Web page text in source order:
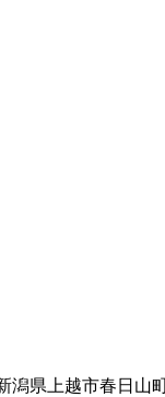
潟県上越市春日山